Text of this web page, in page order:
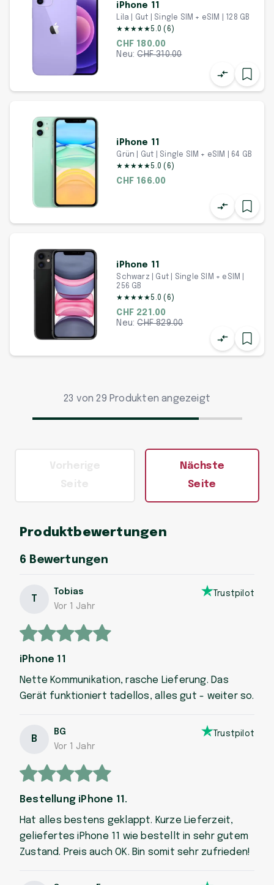
iPhone 11
Lila | Gut | Single SIM + eSIM | 128 GB
★ ★★★★5.0 ( 6 )
CHF 180.00
Neu:CHF310.00
iPhone 11
Grün | Gut | Single SIM + eSIM | 64 GB
★ ★★★★5.0 ( 6 )
CHF 166.00
iPhone 11
Schwarz | Gut | Single SIM + eSIM |
256 GB
★ ★★★★5.0 ( 6 )
CHF 221.00
Neu:CHF829.00
23 von 29 Produkten angezeigt
Nächste
Seite
Produktbewertungen
6 Bewertungen
T
Tobias
Vor 1 Jahr
Trustpilot
iPhone 11
Nette Kommunikation, rasche Lieferung. Das
Gerät funktioniert tadellos, alles gut - weiter so.
B
BG
Vor 1 Jahr
Trustpilot
Bestellung iPhone 11.
Hat alles bestens geklappt. Kurze Lieferzeit,
geliefertes iPhone 11 wie bestellt in sehr gutem
Zustand. Preis auch OK. Bin somit sehr zufrieden!